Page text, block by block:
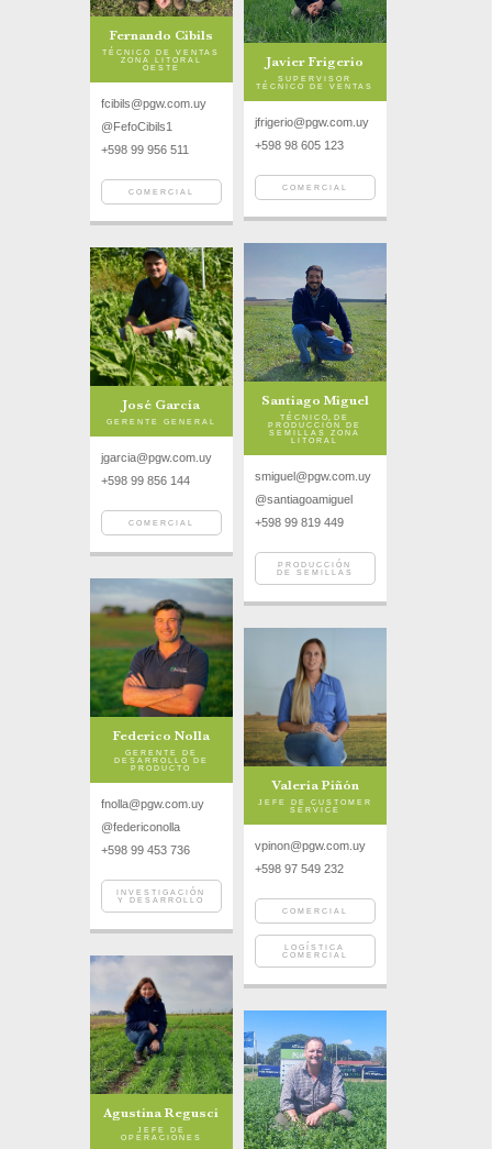
Fernando Cibils
TÉCNICO DE VENTAS
ZONA LITORAL
OESTE
fcibils@pgw.com.uy
@FefoCibils1
+598 99 956 511
COMERCIAL
Javier Frigerio
SUPERVISOR
TÉCNICO DE VENTAS
jfrigerio@pgw.com.uy
+598 98 605 123
COMERCIAL
José García
GERENTE GENERAL
jgarcia@pgw.com.uy
+598 99 856 144
COMERCIAL
Santiago Miguel
TÉCNICO DE
PRODUCCIÓN DE
SEMILLAS ZONA
LITORAL
smiguel@pgw.com.uy
@santiagoamiguel
+598 99 819 449
PRODUCCIÓN
DE SEMILLAS
Federico Nolla
GERENTE DE
DESARROLLO DE
PRODUCTO
fnolla@pgw.com.uy
@federiconolla
+598 99 453 736
INVESTIGACIÓN
Y DESARROLLO
Valeria Piñón
JEFE DE CUSTOMER
SERVICE
vpinon@pgw.com.uy
+598 97 549 232
COMERCIAL
LOGÍSTICA
COMERCIAL
Agustina Regusci
JEFE DE
OPERACIONES